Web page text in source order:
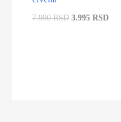
7.990 RSD 3.995 RSD